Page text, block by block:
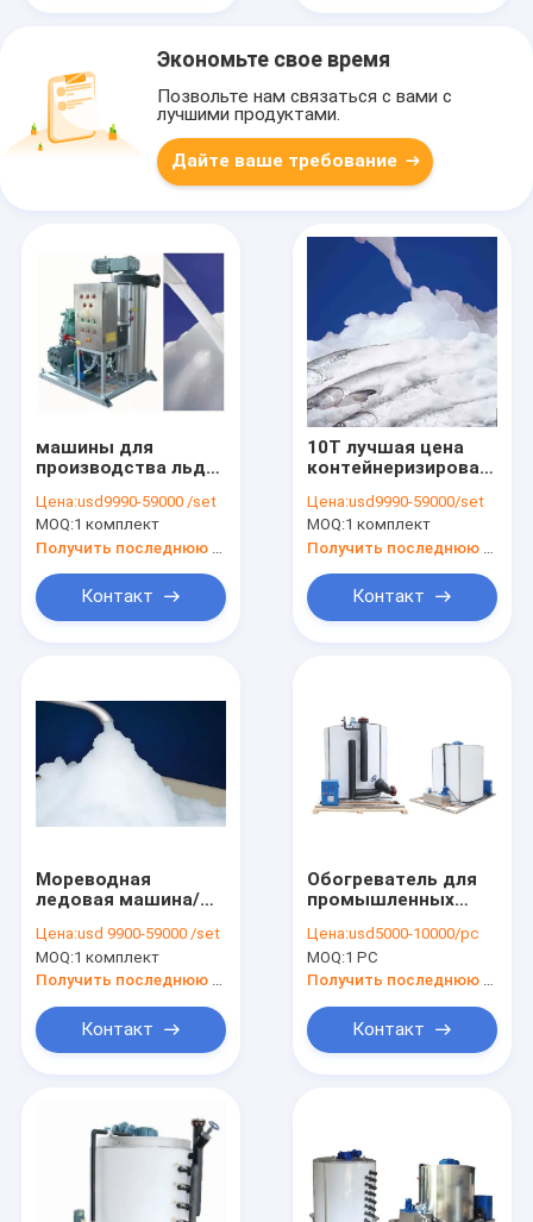
Продукция
Экономьте свое время
Позвольте нам связаться с вами с
лучшими продуктами.
Дайте ваше требование
машины для
производства льда
Цена:usd9990-59000 /set
MOQ:1 комплект
Контакт
10Т лучшая цена
контейнеризированная
высоким качеством
Цена:usd9990-59000/set
MOQ:1 комплект
Контакт
Мореводная
ледовая машина/
машина 2Т 3тонны
в день
Цена:usd 9900-59000 /set
MOQ:1 комплект
Получить последнюю цену
Контакт
Обогреватель для
промышленных
рыболовства
Цена:usd5000-10000/pc
MOQ:1 PC
Получить последнюю цену
Контакт